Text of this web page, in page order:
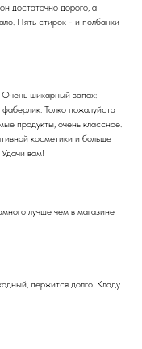
достаточно дорого, а
Пять стирок - и полбанки
Очень шикарный запах:
Толко пожалуйста
продукты, очень классное.
косметики и больше
вам!
лучше чем в магазине
держится долго. Кладу